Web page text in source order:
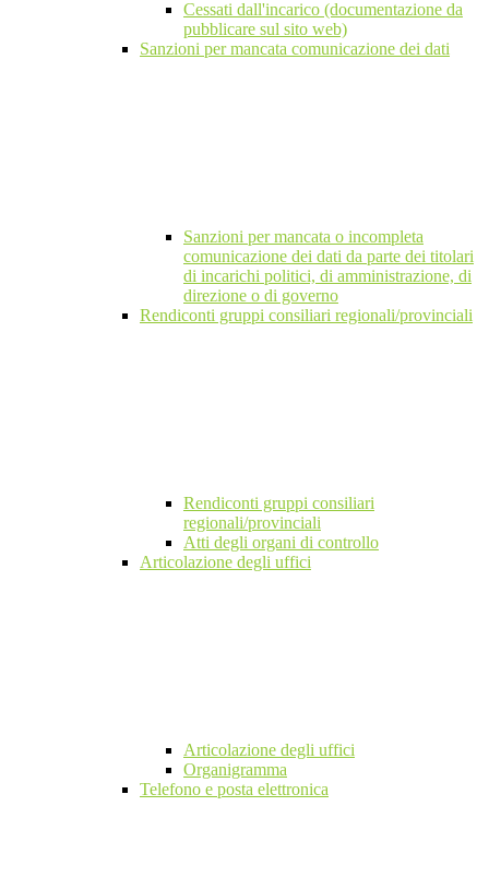
Cessati dall'incarico (documentazione da
pubblicare sul sito web)
Sanzioni per mancata comunicazione dei dati
Sanzioni per mancata o incompleta
comunicazione dei dati da parte dei titolari
di incarichi politici, di amministrazione, di
direzione o di governo
Rendiconti gruppi consiliari regionali/provinciali
Rendiconti gruppi consiliari
regionali/provinciali
Atti degli organi di controllo
Articolazione degli uffici
Articolazione degli uffici
Organigramma
Telefono e posta elettronica